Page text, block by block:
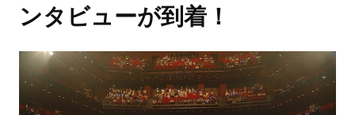
ンタビューが到着！